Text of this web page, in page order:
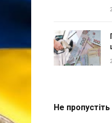
Не пропустіть